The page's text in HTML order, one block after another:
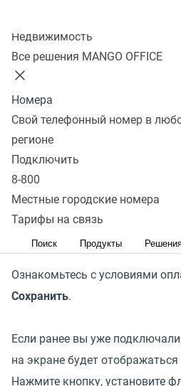
Недвижимость
Все решения MANGO OFFICE
Номера
Свой телефонный номер в
регионе
Подключить
8-800
Местные городские номера
Тарифы на связь
Поиск Продукты
разделенные на подгруппы в
Как подключить
Для получения доступа к
Ознакомьтесь с условиями
Сохранить.
Если ранее вы уже подключали
на экране будет
Нажмите кнопку, установите